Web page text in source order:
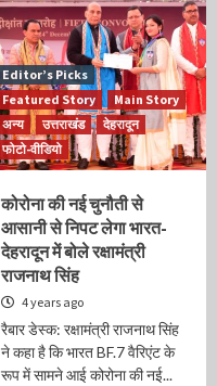
Editor’s Picks
Featured Story
Main Story
अन्य
उत्तराखंड
देहरादून
फोटो-वीडियो
कोरोना की नई चुनौती से
आसानी से निपट लेगा भारत-
देहरादून में बोले रक्षामंत्री
राजनाथ सिंह
4 years ago
रैबार डेस्क: रक्षामंत्री राजनाथ सिंह
ने कहा है कि भारत BF.7 वैरिएंट के
रूप में सामने आई कोरोना की नई...